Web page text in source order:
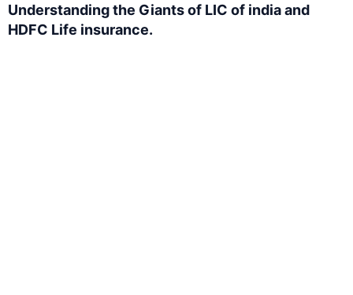
Understanding the Giants of LIC of india and
HDFC Life insurance.